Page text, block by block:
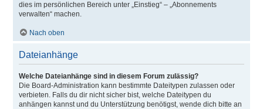
dies im persönlichen Bereich unter „Einstieg“ – „Abonnements
verwalten“ machen.
Nach oben
Dateianhänge
Welche Dateianhänge sind in diesem Forum zulässig?
Die Board-Administration kann bestimmte Dateitypen zulassen oder
verbieten. Falls du dir nicht sicher bist, welche Dateitypen du
anhängen kannst und du Unterstützung benötigst, wende dich bitte an